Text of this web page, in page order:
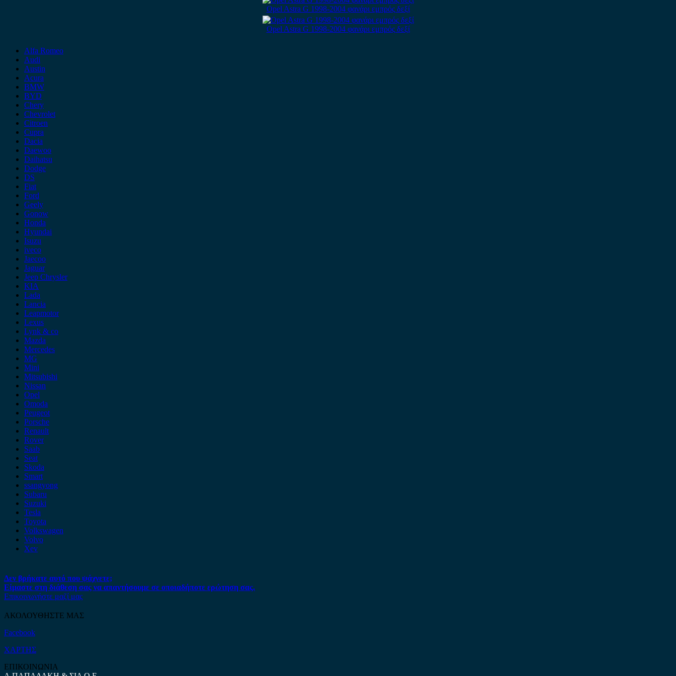
Opel Astra G 1998-2004 φανάρι εμπρός δεξί
Opel Astra G 1998-2004 φανάρι εμπρός δεξί
Alfa Romeo
Audi
Austin
Acura
BMW
BYD
Chery
Chevrolet
Citroen
Cupra
Dacia
Daewoo
Daihatsu
Dodge
DS
Fiat
Ford
Geely
Gonow
Honda
Hyundai
Isuzu
iveco
Jaecoo
Jaguar
Jeep Chrysler
KIA
Lada
Lancia
Leapmotor
Lexus
Lynk & co
Mazda
Mercedes
MG
Mini
Mitsubishi
Nissan
Opel
Omoda
Peugeot
Porsche
Renault
Rover
Saab
Seat
Skoda
Smart
ssangyong
Subaru
Suzuki
Tesla
Toyota
Volkswagen
Volvo
Xev
Δεν βρήκατε αυτό που ψάχνετε;
Είμαστε στη διάθεση σας να απαντήσουμε σε οποιαδήποτε ερώτηση σας.
Επικοινωνήστε μαζί μας
ΑΚΟΛΟΥΘΗΣΤΕ ΜΑΣ
Facebook
ΧΑΡΤΗΣ
ΕΠΙΚΟΙΝΩΝΙΑ